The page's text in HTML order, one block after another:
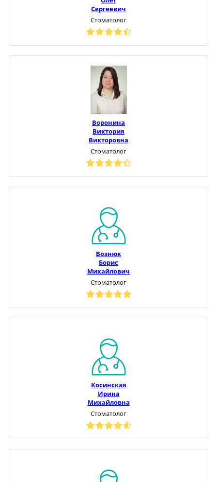
Сергеевич
Стоматолог
Воронина
Виктория
Викторовна
Стоматолог
Вознюк
Борис
Михайлович
Стоматолог
Косинская
Ирина
Михайловна
Стоматолог